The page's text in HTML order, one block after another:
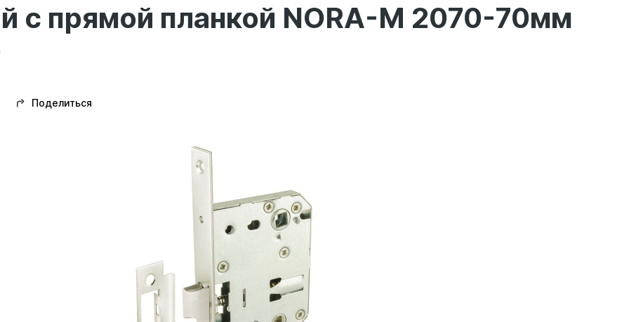
с прямой планкой NORA-M 2070-70мм
Поделиться